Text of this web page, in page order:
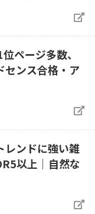
ページ多数、
センス合格・ア
レンドに強い雑
以上｜自然な